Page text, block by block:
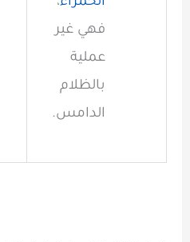
فهي غير
عملية
بالظلام
الدامس.